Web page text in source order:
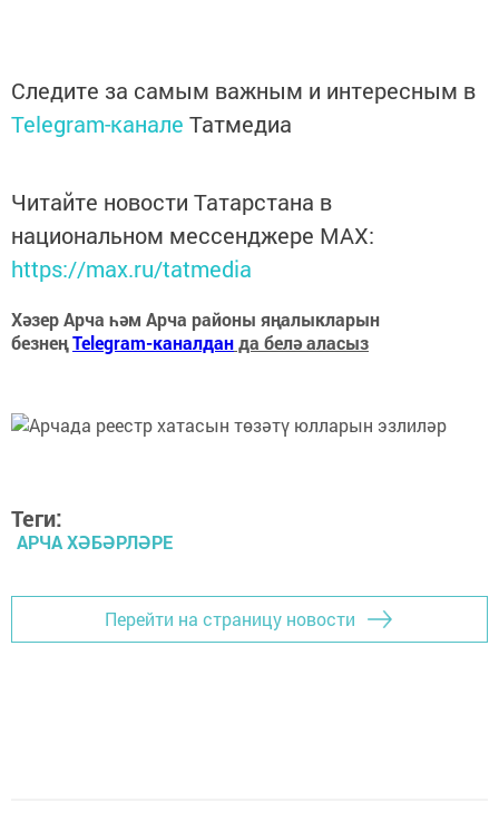
Следите за самым важным и интересным в
Telegram-канале Татмедиа
Читайте новости Татарстана в
национальном мессенджере MАХ:
https://max.ru/tatmedia
Хәзер Арча һәм Арча районы яңалыкларын
безнеңTelegram-каналданда белә аласыз
Теги:
АРЧА ХӘБӘРЛӘРЕ
Перейти на страницу новости